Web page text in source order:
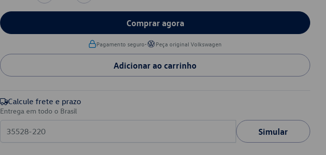
Comprar agora
Pagamento seguro• Peça original Volkswagen
Adicionar ao carrinho
Calcule frete e prazo
Entrega em todo o Brasil
Simular